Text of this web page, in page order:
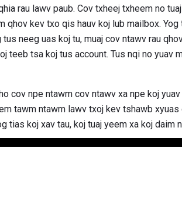
rau lawv paub. Cov txheej txheem no
qhov kev txo qis hauv koj lub mailbox.
neeg uas koj tu, muaj cov ntawv rau
teeb tsa koj tus account. Tus nqi no yuav
cov npe ntawm cov ntawv xa npe koj
tawm ntawm lawv txoj kev tshawb
tias koj xav tau, koj tuaj yeem xa koj daim